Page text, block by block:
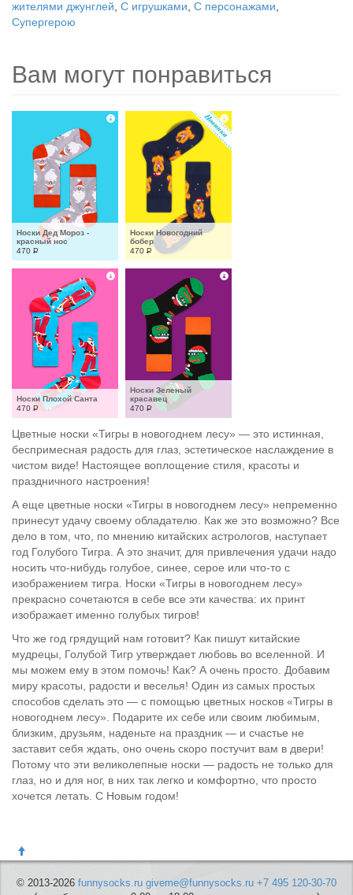
жителями джунглей С игрушками С персонажами
Супергерою
Вам могут понравиться
Носки Дед Мороз -
красный нос
470 Р
Носки Новогодний
бобер
470 Р
Носки Плохой Санта
470 Р
Носки Зеленый
красавец
470 Р
Цветные носки «Тигры в новогоднем лесу» — это истинная,
беспримесная радость для глаз, эстетическое наслаждение в
чистом виде! Настоящее воплощение стиля, красоты и
праздничного настроения!
А еще цветные носки «Тигры в новогоднем лесу» непременно
принесут удачу своему обладателю. Как же это возможно? Все
дело в том, что, по мнению китайских астрологов, наступает
год Голубого Тигра. А это значит, для привлечения удачи надо
носить что-нибудь голубое, синее, серое или что-то с
изображением тигра. Носки «Тигры в новогоднем лесу»
прекрасно сочетаются в себе все эти качества: их принт
изображает именно голубых тигров!
Что же год грядущий нам готовит? Как пишут китайские
мудрецы, Голубой Тигр утверждает любовь во вселенной. И
мы можем ему в этом помочь! Как? А очень просто. Добавим
миру красоты, радости и веселья! Один из самых простых
способов сделать это — с помощью цветных носков «Тигры в
новогоднем лесу». Подарите их себе или своим любимым,
близким, друзьям, наденьте на праздник — и счастье не
заставит себя ждать, оно очень скоро постучит вам в двери!
Потому что эти великолепные носки — радость не только для
глаз, но и для ног, в них так легко и комфортно, что просто
хочется летать. С Новым годом!
© 2013-2026 funnysocks.ru giveme@funnysocks.ru +7 495 120-30-70